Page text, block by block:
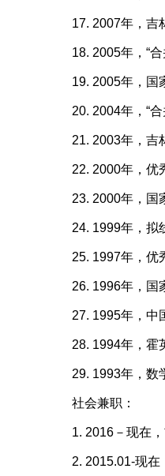
17. 2007年，吉
18. 2005年，“
19. 2005年，国
20. 2004年，“
21. 2003年，吉
22. 2000年，优
23. 2000年，国
24. 1999年，拟
25. 1997年，优
26. 1996年，国
27. 1995年，中
28. 1994年，霍
29. 1993年，数
社会兼职：
1. 2016－现在
2. 2015.01-现